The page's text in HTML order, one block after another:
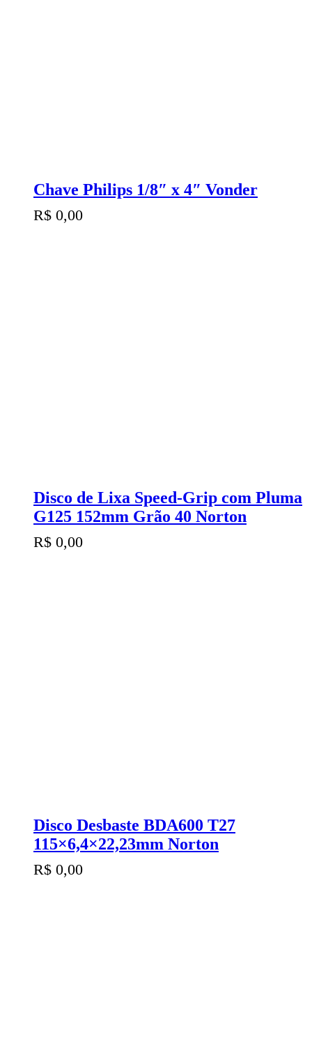
Chave Philips 1/8″ x 4″ Vonder
R$ 0,00
Disco de Lixa Speed-Grip com Pluma
G125 152mm Grão 40 Norton
R$ 0,00
Disco Desbaste BDA600 T27
115×6,4×22,23mm Norton
R$ 0,00